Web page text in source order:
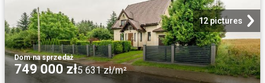
12 pictures
Dom·na sprzedaż
749 000 zł5 631 zł/m²